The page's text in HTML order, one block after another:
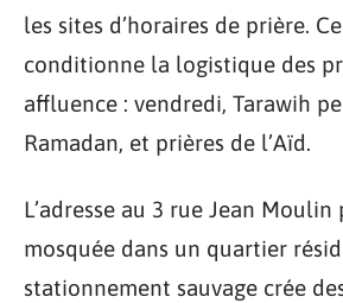
les sites d’horaires de prière.
conditionne la logistique des
affluence : vendredi, Tarawih
Ramadan, et prières de l’Aïd.
L’adresse au 3 rue Jean Moulin
mosquée dans un quartier
stationnement sauvage crée